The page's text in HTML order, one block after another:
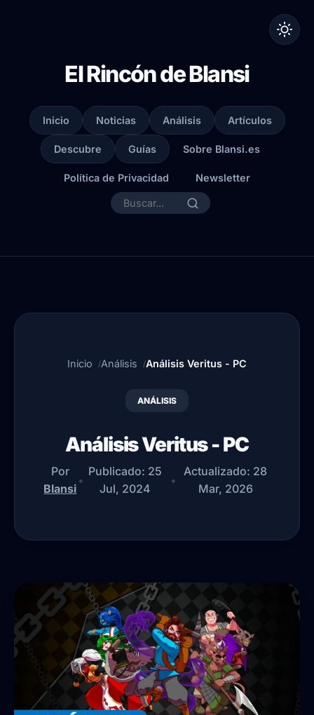
El Rincón de Blansi
Inicio Noticias Análisis Artículos
Descubre Guías Sobre Blansi.es
Política de Privacidad Newsletter
Inicio Análisis Análisis Veritus - PC
ANÁLISIS
Análisis Veritus - PC
Por
Blansi
•
Publicado: 25
Jul, 2024
•
Actualizado: 28
Mar, 2026